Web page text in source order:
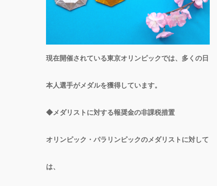
現在開催されている東京オリンピックでは、多くの日
本人選手がメダルを獲得しています。
◆メダリストに対する報奨金の非課税措置
オリンピック・パラリンピックのメダリストに対して
は、